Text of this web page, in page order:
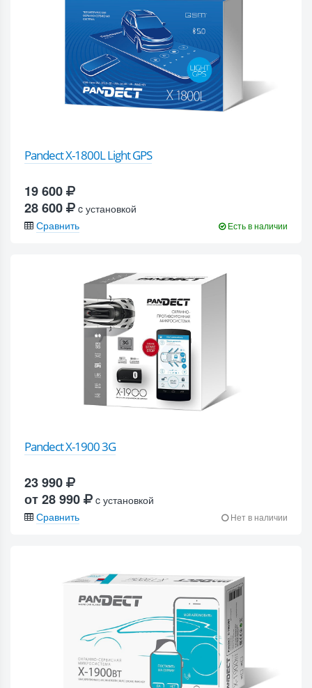
Pandect X-1800L Light GPS
19 600
28 600
c установкой
Сравнить
Есть в наличии
Pandect X-1900 3G
23 990
от 28 990
c установкой
Сравнить
Нет в наличии